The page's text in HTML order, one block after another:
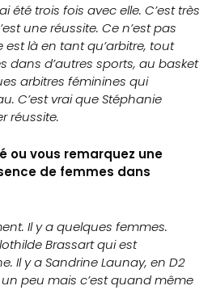
été trois fois avec elle. C’est très
une réussite. Ce n’est pas
est là en tant qu’arbitre, tout
dans d’autres sports, au basket
arbitres féminines qui
C’est vrai que Stéphanie
réussite.
ou vous remarquez une
de femmes dans
Il y a quelques femmes.
Brassart qui est
Il y a Sandrine Launay, en D2
peu mais c’est quand même